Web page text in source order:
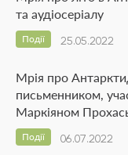
та аудіосеріалу
25.05.2022
Події
Мрія про
письменником,
Маркіяном
06.07.2022
Події